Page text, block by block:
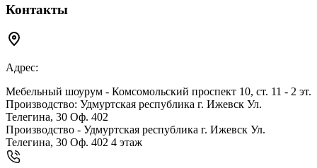
Контакты
Адрес:
Мебельный шоурум - Комсомольский проспект 10, ст. 11 - 2 эт.
Производство: Удмуртская республика г. Ижевск Ул.
Телегина, 30 Оф. 402
Производство - Удмуртская республика г. Ижевск Ул.
Телегина, 30 Оф. 402 4 этаж